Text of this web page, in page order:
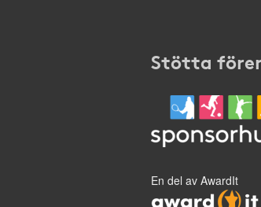
Stötta
En del av AwardIt